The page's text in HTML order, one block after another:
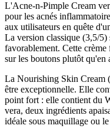
L'Acne-n-Pimple Cream
pour les acnés
aux utilisateurs en quête
La version classique (3,5/
favorablement. Cette
sur les boutons plutôt qu'en
La Nourishing Skin Cream
être exceptionnelle. Elle
point fort : elle contient du
vera, deux ingrédients
idéale sous maquillage ou le